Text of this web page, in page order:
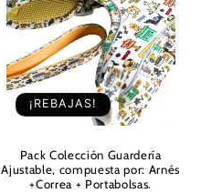
¡REBAJAS!
Pack Colección Guardería
Ajustable, compuesta por: Arnés
+Correa + Portabolsas.